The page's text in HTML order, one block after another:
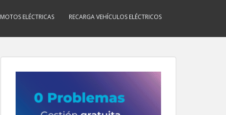
MOTOS ELÉCTRICAS RECARGA VEHÍCULOS ELÉCTRICOS